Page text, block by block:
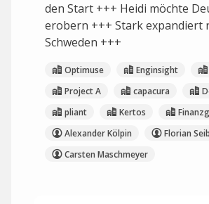
den Start +++ Heidi möchte
erobern +++ Stark expandiert
Schweden +++
Optimuse Enginsight
Project A
capacura
pliant
Kertos
Alexander Kölpin
Florian
Carsten Maschmeyer